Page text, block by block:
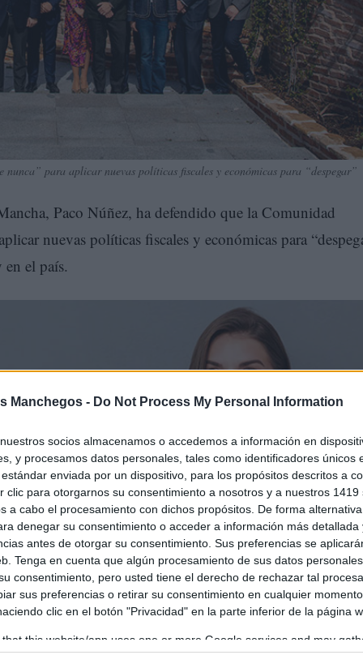
Manchegos - Do Not Process My Personal Information
socios almacenamos o accedemos a información en
y procesamos datos personales, tales como identificadores únicos
enviada por un dispositivo, para los propósitos descritos a
clic para otorgarnos su consentimiento a nosotros y a nuestros 1419
a cabo el procesamiento con dichos propósitos. De forma
denegar su consentimiento o acceder a información más detallada
antes de otorgar su consentimiento. Sus preferencias se
Tenga en cuenta que algún procesamiento de sus datos
consentimiento, pero usted tiene el derecho de rechazar tal
sus preferencias o retirar su consentimiento en cualquier
clic en el botón "Privacidad" en la parte inferior de la página
that this website/app uses one or more Google services and may
but not limited to your visit or usage behaviour. You may
para aplicar nuevas políticas fiscales y económicas para “despegar”
Paco Núñez, ha defendido que la Comunidad
nuevas políticas fiscales y económicas para
el país.
‘Más España, más Europa: Política fiscal’, celebrado
de Coordinación Autonómica y Local del PP,
y el alcalde de Toledo y presidente provincial del